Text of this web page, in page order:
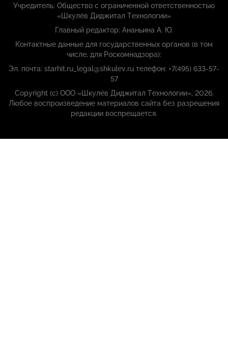
Учредитель: Общество с ограниченной ответственностью
«Шкулёв Диджитал Технологии»
Главный редактор: Ананьина А. Ю.
Контактные данные для государственных органов (в том
числе, для Роскомнадзора):
Эл. почта: starhit.ru_legal@shkulev.ru телефон: +7(495) 633-57-
57
Copyright (с) ООО «Шкулёв Диджитал Технологии», 2026.
Любое воспроизведение материалов сайта без разрешения
редакции воспрещается.